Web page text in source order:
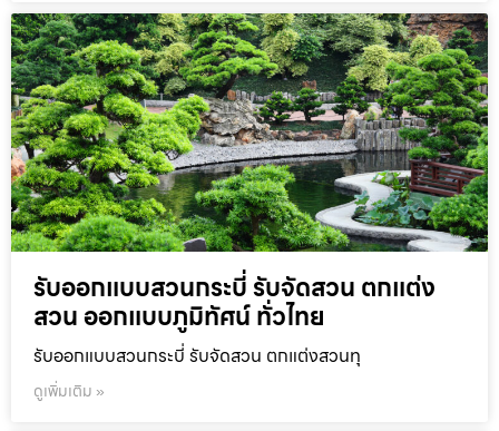
รับออกแบบสวนกระบี่ รับจัดสวน ตกแต่ง
สวน ออกแบบภูมิทัศน์ ทั่วไทย
รับออกแบบสวนกระบี่ รับจัดสวน ตกแต่งสวนทุ
ดูเพิ่มเติม »